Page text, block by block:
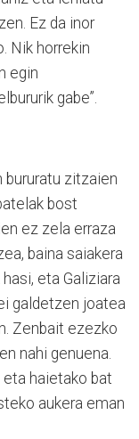
Ez da inor
Nik horrekin
egin
gabe”.
bururatu zitzaien
bost
ez zela erraza
baina saiakera
eta Galiziara
galdetzen joatea
Zenbait ezezko
nahi genuena.
haietako bat
aukera eman